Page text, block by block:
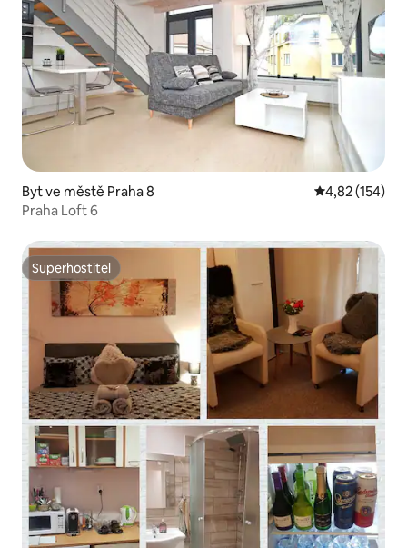
Byt ve městě Praha 8 Průměrné
4,82 (154)
Praha Loft 6
Superhostitel
Superhostitel